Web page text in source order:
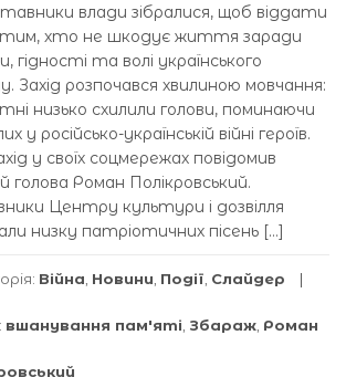
влади зібралися, щоб віддати
хто не шкодує життя заради
гідності та волі українського
Захід розпочався хвилиною мовчання:
низько схилили голови, поминаючи
у російсько-українській війні героїв.
у своїх соцмережах повідомив
голова Роман Полікровський.
Центру культури і дозвілля
низку патріотичних пісень […]
Війна, Новини, Події, Слайдер
вшанування пам'яті, Збараж, Роман